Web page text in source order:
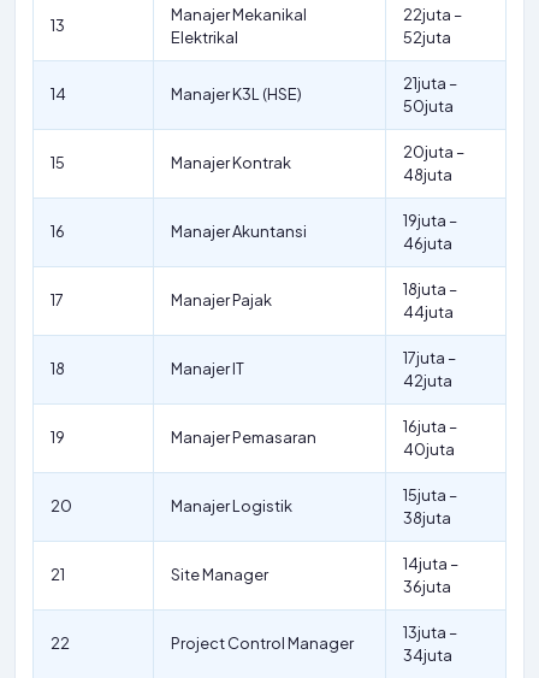
13
Manajer Mekanikal
Elektrikal
22juta –
52juta
14 Manajer K3L (HSE)
21juta –
50juta
15 Manajer Kontrak
20juta –
48juta
16 Manajer Akuntansi
19juta –
46juta
17 Manajer Pajak
18juta –
44juta
18 Manajer IT
17juta –
42juta
19 Manajer Pemasaran
16juta –
40juta
20 Manajer Logistik
15juta –
38juta
21 Site Manager
14juta –
36juta
22 Project Control Manager
13juta –
34juta